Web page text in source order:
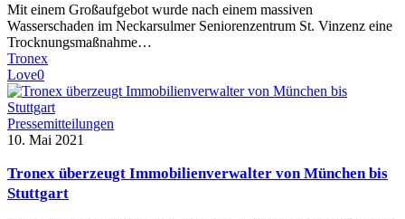
Mit einem Großaufgebot wurde nach einem massiven
Wasserschaden im Neckarsulmer Seniorenzentrum St. Vinzenz eine
Trocknungsmaßnahme…
Tronex
Love0
Pressemitteilungen
10. Mai 2021
Tronex überzeugt Immobilienverwalter von München bis
Stuttgart